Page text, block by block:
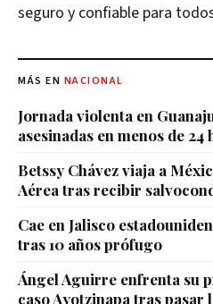
seguro y confiable para
MÁS EN NACIONAL
Jornada violenta en
asesinadas en menos de 24
Betssy Chávez viaja a
Aérea tras recibir
Cae en Jalisco
tras 10 años prófugo
Ángel Aguirre enfrenta su
caso Ayotzinapa tras pasar